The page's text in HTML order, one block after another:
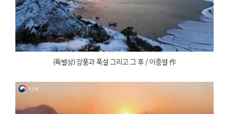
(특별상) 강풍과 폭설 그리고 그 후 / 이종열 作